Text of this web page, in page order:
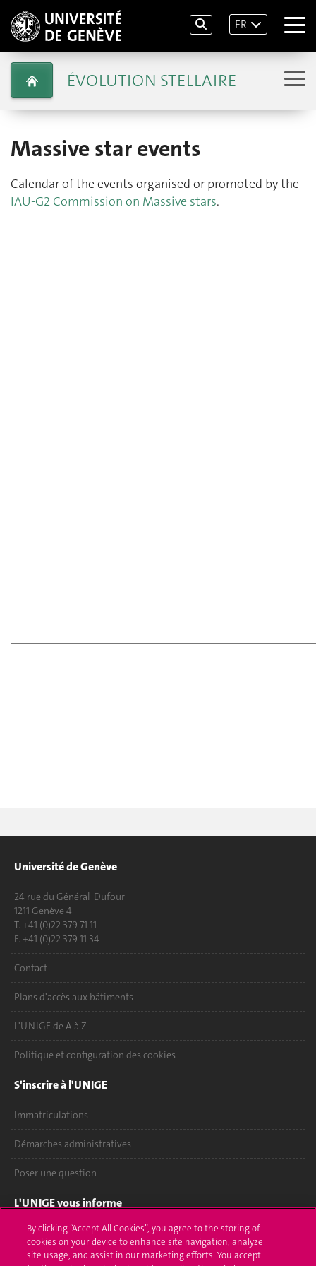
FR
ÉVOLUTION STELLAIRE
Massive star events
Calendar of the events organised or promoted by the
IAU-G2 Commission on Massive stars.
Université de Genève
24 rue du Général-Dufour
1211 Genève 4
T. +41 (0)22 379 71 11
F. +41 (0)22 379 11 34
Contact
Plans d'accès aux bâtiments
L'UNIGE de A à Z
Politique et configuration des cookies
S'inscrire à l'UNIGE
Immatriculations
Démarches administratives
Poser une question
L'UNIGE vous informe
UNIGE Mobile
Médias
By clicking “Accept All Cookies”, you agree to the storing of
cookies on your device to enhance site navigation, analyze
site usage, and assist in our marketing efforts. You accept